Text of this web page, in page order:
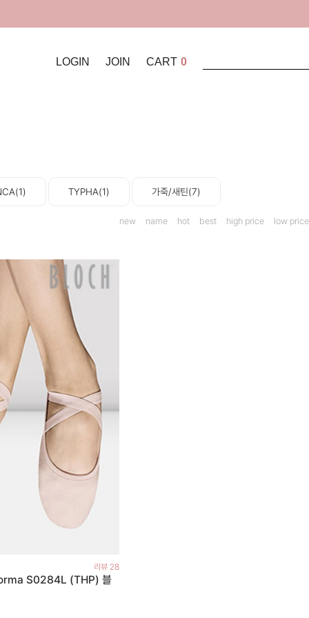
LOGIN JOIN CART 0
TYPHA(1) 가죽/새틴(7)
new name hot best high price low price
리뷰 28
S0284L (THP) 블